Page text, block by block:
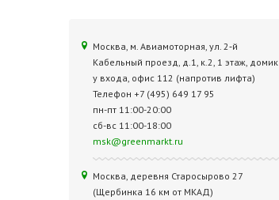
Москва, м. Авиамоторная, ул. 2‑й
Кабельный проезд, д.1, к.2, 1 этаж, домик
у входа, офис 112 (напротив лифта)
Телефон +7 (495) 649 17 95
пн-пт 11:00-20:00
сб-вс 11:00-18:00
msk@greenmarkt.ru
Москва, деревня Старосырово 27
(Щербинка 16 км от МКАД)